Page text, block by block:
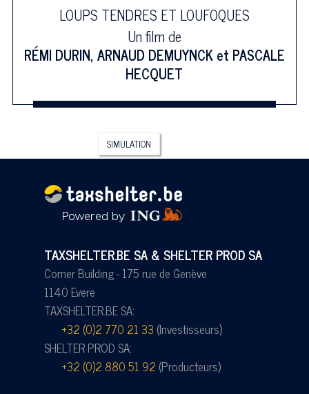
LOUPS TENDRES ET LOUFOQUES
Un film de
RÉMI DURIN,ARNAUD DEMUYNCKet PASCALE
HECQUET
SIMULATION
TAXSHELTER.BE SA & SHELTER PROD SA
Corner Building - 175 rue de Genève
1140 Evere
TAXSHELTER.BE SA:
+32 (0)2 770 21 33 (Investisseurs)
SHELTER PROD SA:
+32 (0)2 880 51 92 (Producteurs)